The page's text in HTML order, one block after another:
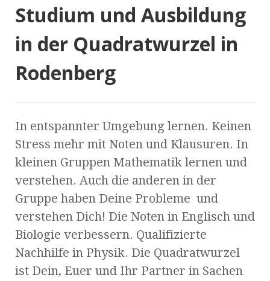
Studium und Ausbildung
in der Quadratwurzel in
Rodenberg
In entspannter Umgebung lernen. Keinen
Stress mehr mit Noten und Klausuren. In
kleinen Gruppen Mathematik lernen und
verstehen. Auch die anderen in der
Gruppe haben Deine Probleme und
verstehen Dich! Die Noten in Englisch und
Biologie verbessern. Qualifizierte
Nachhilfe in Physik. Die Quadratwurzel
ist Dein, Euer und Ihr Partner in Sachen